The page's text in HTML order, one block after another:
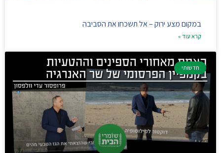
במקום מצע ירוק – אל תשכחו את הסביבה
קרא עוד »
חדשותי